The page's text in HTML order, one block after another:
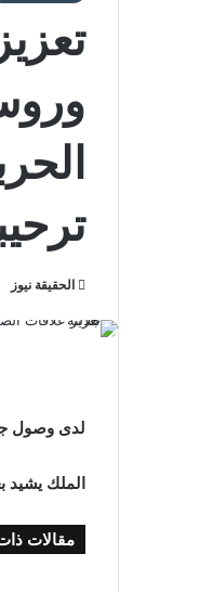
الحقيقة نيوز
لدى وصول
الملك يشيد
مقالات